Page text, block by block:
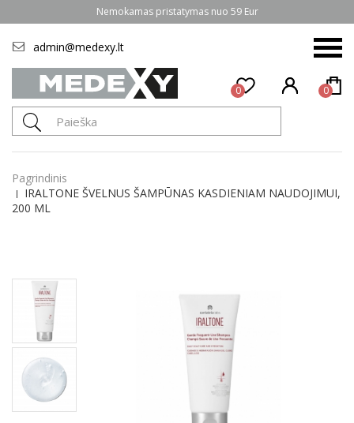
Nemokamas pristatymas nuo 59 Eur
admin@medexy.lt
0 0
Pagrindinis
IRALTONE ŠVELNUS ŠAMPŪNAS KASDIENIAM NAUDOJIMUI,
200 ML